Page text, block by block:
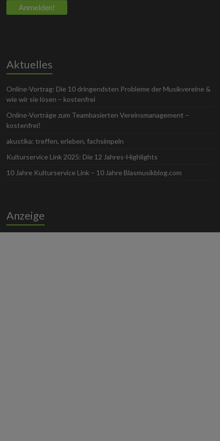
Aktuelles
Online-Vortrag: Die 10 dringendsten Probleme der Musikvereine &
wie wir sie lösen – kostenfrei
Online-Vorträge zum Teambasierten Vereinsmanagement –
kostenfrei!
akustika: treffen, erleben, fachsimpeln
Kulturservice Link 2025: Die 12 Jahres-Highlights
10 Jahre Kulturservice Link – 10 Jahre Blasmusikblog.com
Anzeige